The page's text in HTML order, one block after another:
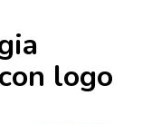
logo